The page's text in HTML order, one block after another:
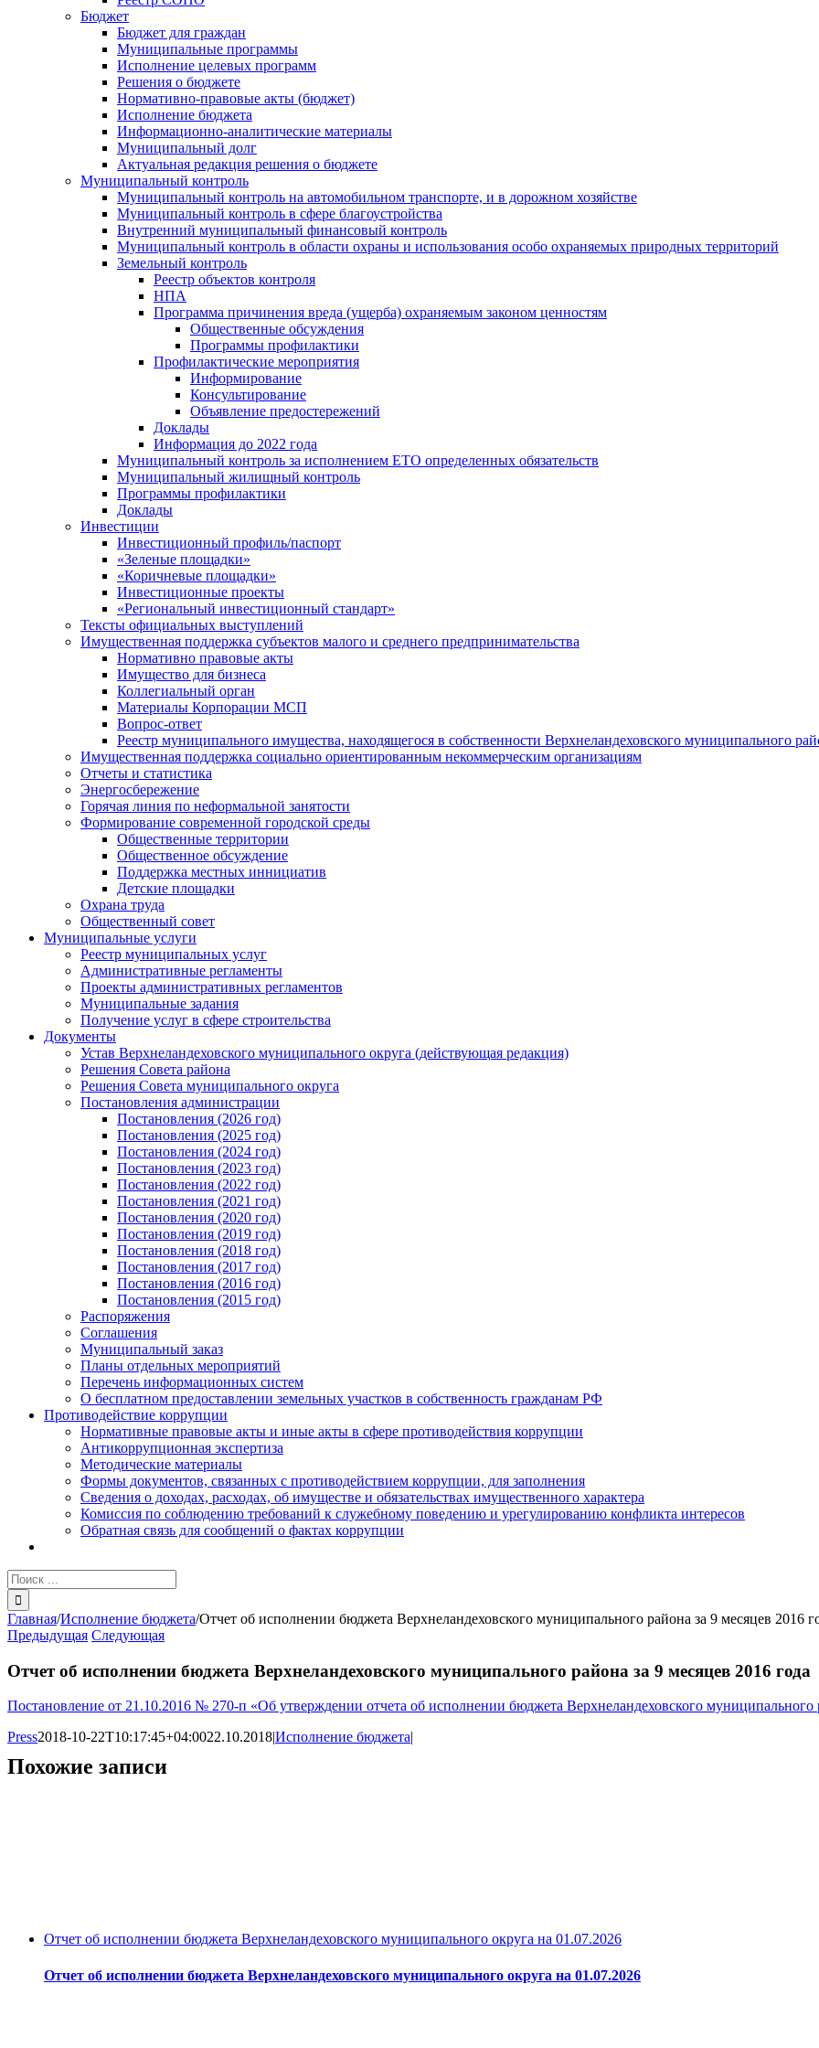
Бюджет
Бюджет для граждан
Муниципальные программы
Исполнение целевых программ
Решения о бюджете
Нормативно-правовые акты (бюджет)
Исполнение бюджета
Информационно-аналитические материалы
Муниципальный долг
Актуальная редакция решения о бюджете
Муниципальный контроль
Муниципальный контроль на автомобильном транспорте, и в дорожном хозяйстве
Муниципальный контроль в сфере благоустройства
Внутренний муниципальный финансовый контроль
Муниципальный контроль в области охраны и использования особо охраняемых природных территорий
Земельный контроль
Реестр объектов контроля
НПА
Программа причинения вреда (ущерба) охраняемым законом ценностям
Общественные обсуждения
Программы профилактики
Профилактические мероприятия
Информирование
Консультирование
Объявление предостережений
Доклады
Информация до 2022 года
Муниципальный контроль за исполнением ЕТО определенных обязательств
Муниципальный жилищный контроль
Программы профилактики
Доклады
Инвестиции
Инвестиционный профиль/паспорт
«Зеленые площадки»
«Коричневые площадки»
Инвестиционные проекты
«Региональный инвестиционный стандарт»
Тексты официальных выступлений
Имущественная поддержка субъектов малого и среднего предпринимательства
Нормативно правовые акты
Имущество для бизнеса
Коллегиальный орган
Материалы Корпорации МСП
Вопрос-ответ
Реестр муниципального имущества, находящегося в собственности Верхнеландеховского муниципального
Имущественная поддержка социально ориентированным некоммерческим организациям
Отчеты и статистика
Энергосбережение
Горячая линия по неформальной занятости
Формирование современной городской среды
Общественные территории
Общественное обсуждение
Поддержка местных иннициатив
Детские площадки
Охрана труда
Общественный совет
Муниципальные услуги
Реестр муниципальных услуг
Административные регламенты
Проекты административных регламентов
Муниципальные задания
Получение услуг в сфере строительства
Документы
Устав Верхнеландеховского муниципального округа (действующая редакция)
Решения Совета района
Решения Совета муниципального округа
Постановления администрации
Постановления (2026 год)
Постановления (2025 год)
Постановления (2024 год)
Постановления (2023 год)
Постановления (2022 год)
Постановления (2021 год)
Постановления (2020 год)
Постановления (2019 год)
Постановления (2018 год)
Постановления (2017 год)
Постановления (2016 год)
Постановления (2015 год)
Распоряжения
Соглашения
Муниципальный заказ
Планы отдельных мероприятий
Перечень информационных систем
О бесплатном предоставлении земельных участков в собственность гражданам РФ
Противодействие коррупции
Нормативные правовые акты и иные акты в сфере противодействия коррупции
Антикоррупционная экспертиза
Методические материалы
Формы документов, связанных с противодействием коррупции, для заполнения
Сведения о доходах, расходах, об имуществе и обязательствах имущественного характера
Комиссия по соблюдению требований к служебному поведению и урегулированию конфликта интересов
Обратная связь для сообщений о фактах коррупции
Результат
поиска:
Главная/Исполнение бюджета/Отчет об исполнении бюджета Верхнеландеховского муниципального района за 9 месяцев 2016
Предыдущая Следующая
Отчет об исполнении бюджета Верхнеландеховского муниципального района за 9 месяцев 2016 года
Постановление от 21.10.2016 № 270-п «Об утверждении отчета об исполнении бюджета Верхнеландеховского муниципального
Press2018-10-22T10:17:45+04:0022.10.2018|Исполнение бюджета|
Похожие записи
Отчет об исполнении бюджета Верхнеландеховского муниципального округа на 01.07.2026
Отчет об исполнении бюджета Верхнеландеховского муниципального округа на 01.07.2026